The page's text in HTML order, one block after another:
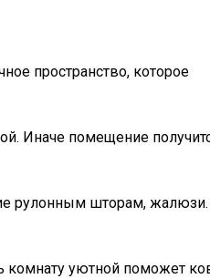
пространство, которое
Иначе помещение
рулонным шторам,
комнату уютной поможет